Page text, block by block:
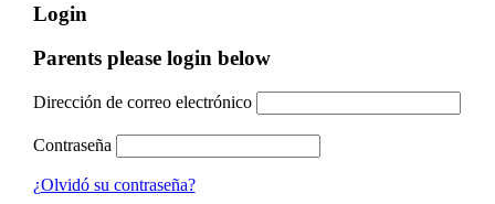
Login
Parents please login below
Dirección de correo electrónico
Contraseña
¿Olvidó su contraseña?